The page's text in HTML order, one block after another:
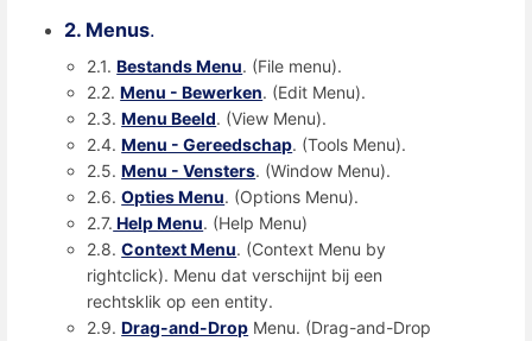
2. Menus.
2.1.Bestands Menu. (File menu).
2.2.Menu - Bewerken. (Edit Menu).
2.3.Menu Beeld. (View Menu).
2.4.Menu - Gereedschap. (Tools Menu).
2.5.Menu - Vensters. (Window Menu).
2.6.Opties Menu. (Options Menu).
2.7. Help Menu. (Help Menu)
2.8.Context Menu. (Context Menu by
rightclick). Menu dat verschijnt bij een
rechtsklik op een entity.
2.9.Drag-and-Drop Menu. (Drag-and-Drop